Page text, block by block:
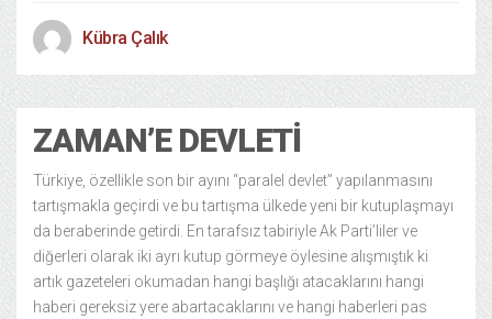
Kübra Çalık
ZAMAN’E DEVLETI
Türkiye, özellikle son bir ayını “paralel devlet” yapılanmasını
tartışmakla geçirdi ve bu tartışma ülkede yeni bir kutuplaşmayı
da beraberinde getirdi. En tarafsız tabiriyle Ak Parti’liler ve
diğerleri olarak iki ayrı kutup görmeye öylesine alışmıştık ki
artık gazeteleri okumadan hangi başlığı atacaklarını hangi
haberi gereksiz yere abartacaklarını ve hangi haberleri pas